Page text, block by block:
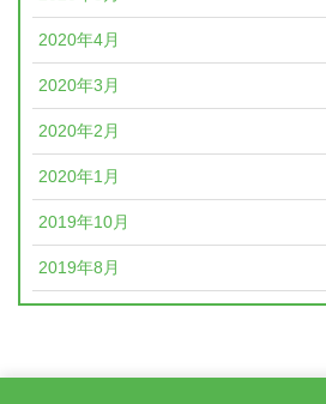
2020年4月
2020年3月
2020年2月
2020年1月
2019年10月
2019年8月